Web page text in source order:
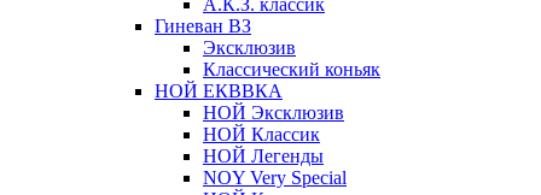
А.К.З. классик
Гиневан ВЗ
Эксклюзив
Классический коньяк
НОЙ ЕКВВКА
НОЙ Эксклюзив
НОЙ Классик
НОЙ Легенды
NOY Very Speсial